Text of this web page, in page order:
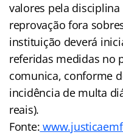
valores pela disciplina
reprovação fora
instituição deverá
referidas medidas no
comunica, conforme
incidência de multa
reais).
Fonte: